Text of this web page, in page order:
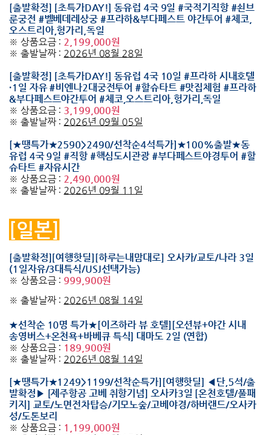
[출발확정] [초특가DAY!] 동유럽 4국 9일 #국적기직항 #쇤브
룬궁전 #벨베데레상궁 #프라하&부다페스트 야간투어 #체코,
오스트리아,헝가리,독일
※ 상품요금 : 2,199,000원
※ 출발날짜 : 2026년 08월 28일
[출발확정] [초특가DAY!] 동유럽 4국 10일 #프라하 시내호텔
·1일 자유 #비엔나2대궁전투어 #할슈타트 #맛집체험 #프라하
&부다페스트야간투어 #체코,오스트리아,헝가리,독일
※ 상품요금 : 3,199,000원
※ 출발날짜 : 2026년 09월 05일
[★땡특가★2590>2490/선착순4석특가]★100%출발★동
유럽 4국 9일 #직항 #핵심도시관광 #부다페스트야경투어 #할
슈타트 #자유시간
※ 상품요금 : 2,490,000원
※ 출발날짜 : 2026년 09월 11일
[일본]
[출발확정][여행핫딜][하루는내맘대로] 오사카/교토/나라 3일
(1일자유/3대특식/USJ선택가능)
※ 상품요금 : 999,900원
※ 출발날짜 : 2026년 08월 14일
★선착순 10명 특가★[이즈하라 뷰 호텔][오션뷰+야간 시내
송영버스+온천욕+바베큐 특식] 대마도 2일 (연합)
※ 상품요금 : 189,900원
※ 출발날짜 : 2026년 08월 14일
[★땡특가★1249>1199/선착순특가][여행핫딜] ◀단,5석/출
발확정▶ [제주항공 고베 취항기념] 오사카3일 [온천호텔/풀패
키지] 교토/노면전차탑승/기모노숲/고베야경/하버랜드/오사카
성/도톤보리
※ 상품요금 : 1,199,000원